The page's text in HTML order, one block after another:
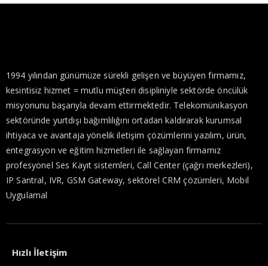
1994 yılından günümüze sürekli gelişen ve büyüyen firmamız,
kesintisiz hizmet = mutlu müşteri disipliniyle sektörde öncülük
misyonunu başarıyla devam ettirmektedir. Telekomünikasyon
sektöründe yurtdışı bağımlılığını ortadan kaldırarak kurumsal
ihtiyaca ve avantaja yönelik iletişim çözümlerini yazılım, ürün,
entegrasyon ve eğitim hizmetleri ile sağlayan firmamız
profesyonel Ses Kayıt sistemleri, Call Center (çağrı merkezleri),
IP Santral, IVR, GSM Gateway, sektörel CRM çözümleri, Mobil
Uygulamal
Hızlı İletişim